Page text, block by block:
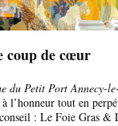
coup de cœur
du Petit Port Annecy-
l’honneur tout en
: Le Foie Gras &